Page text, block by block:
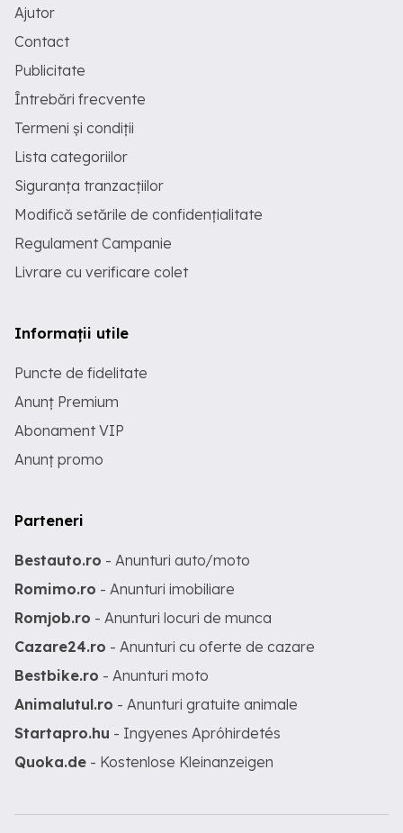
Ajutor
Contact
Publicitate
Întrebări frecvente
Termeni și condiții
Lista categoriilor
Siguranța tranzacțiilor
Modifică setările de confidențialitate
Regulament Campanie
Livrare cu verificare colet
Informații utile
Puncte de fidelitate
Anunț Premium
Abonament VIP
Anunț promo
Parteneri
Bestauto.ro - Anunturi auto/moto
Romimo.ro - Anunturi imobiliare
Romjob.ro - Anunturi locuri de munca
Cazare24.ro - Anunturi cu oferte de cazare
Bestbike.ro - Anunturi moto
Animalutul.ro - Anunturi gratuite animale
Startapro.hu - Ingyenes Apróhirdetés
Quoka.de - Kostenlose Kleinanzeigen